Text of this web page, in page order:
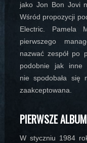
jako Jon Bon Jovi
Wśród propozycji
Electric. Pamela
pierwszego
nazwać zespół po
podobnie jak inne
nie spodobała się
zaakceptowana.
PIERWSZE
W styczniu 1984